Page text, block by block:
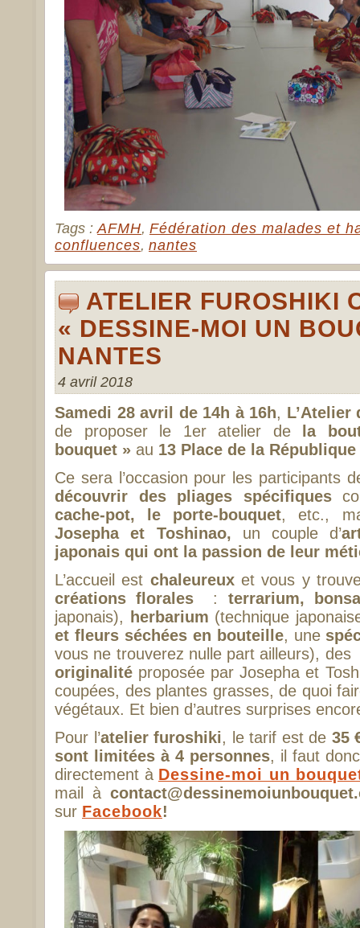
Tags :AFMH, Fédération des malades et
confluences, nantes
ATELIER FUROSHIKI
« DESSINE-MOI UN
NANTES
4 avril 2018
Samedi 28 avril de 14h à 16h, L’Atelier
de proposer le 1er atelier de
la
bouquet » au 13 Place de la
Ce sera l’occasion pour les participants
découvrir des pliages spécifiques
cache-pot, le porte-bouquet, etc.,
Josepha et Toshinao, un couple d’
japonais qui ont la passion de leur
L’accueil est chaleureuxet vous y
créations florales : terrarium,
japonais),
herbarium (technique
et fleurs séchées en bouteille, une
vous ne trouverez nulle part ailleurs), des
originalité proposée par Josepha et
coupées, des plantes grasses, de quoi
végétaux. Et bien d’autres surprises
Pour l’atelier furoshiki, le tarif est de 35
sont limitées à 4 personnes, il faut
directement à Dessine-moi un
mail à
sur Facebook!